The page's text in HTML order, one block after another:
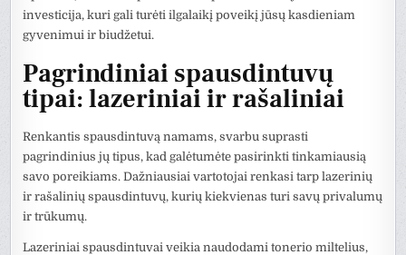
investicija, kuri gali turėti ilgalaikį poveikį jūsų kasdieniam
gyvenimui ir biudžetui.
Pagrindiniai spausdintuvų
tipai: lazeriniai ir rašaliniai
Renkantis spausdintuvą namams, svarbu suprasti
pagrindinius jų tipus, kad galėtumėte pasirinkti tinkamiausią
savo poreikiams. Dažniausiai vartotojai renkasi tarp lazerinių
ir rašalinių spausdintuvų, kurių kiekvienas turi savų privalumų
ir trūkumų.
Lazeriniai spausdintuvai veikia naudodami tonerio miltelius,